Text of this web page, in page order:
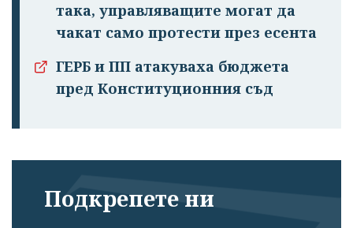
така, управляващите могат да
чакат само протести през есента
ГЕРБ и ПП атакуваха бюджета
пред Конституционния съд
Подкрепете ни